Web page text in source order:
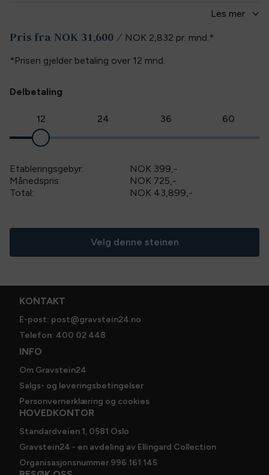
en bedramme eller en bedplate. De plasseres foran
holder ugresset unna, slik at pynten og blomstene
• Inngravering av ett navn med datolinje inngravert i
• Montering etter forskriftene på sokkel med to bolter.
Det er tillegg for innlegg i gull, minneord, gravert og
påsatt dekor, lykt, vaser, bedramme og bedplate.
til utsjekk. Her velger du ev. bedramme, bedplate, dekor
og annet tilbehør. Vi kontakter deg for valg av
godkjent av deg.
Spesifikasjoner
Dimensjoner:
65 × 70 cm
Steinsort
Les mer
Pris fra NOK 31,600 / NOK 2,832 pr. mnd.*
*Prisen gjelder betaling over 12 mnd.
Delbetaling
12 24 36 60
Etableringsgebyr: NOK 399,-
Månedspris:
NOK 725,-
Total:
NOK 43,899,-
Velg denne steinen
KONTAKT
E-post: post@gravstein24.no
Telefon: 400 02 448
INFO
Om Gravstein24
Salgs- og leveringsbetingelser
Personvernerklæring og cookies
HOVEDKONTOR
Standardveien 1, 0581 Oslo
Gravstein24 - en avdeling av Ellingard Collection
Organisasjonsnummer 996 161 145